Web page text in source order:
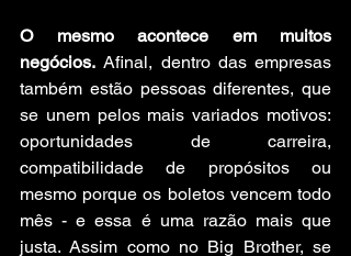
O mesmo acontece em muitos
negócios. Afinal, dentro das empresas
também estão pessoas diferentes, que
se unem pelos mais variados motivos:
oportunidades de carreira,
compatibilidade de propósitos ou
mesmo porque os boletos vencem todo
mês - e essa é uma razão mais que
justa. Assim como no Big Brother, se